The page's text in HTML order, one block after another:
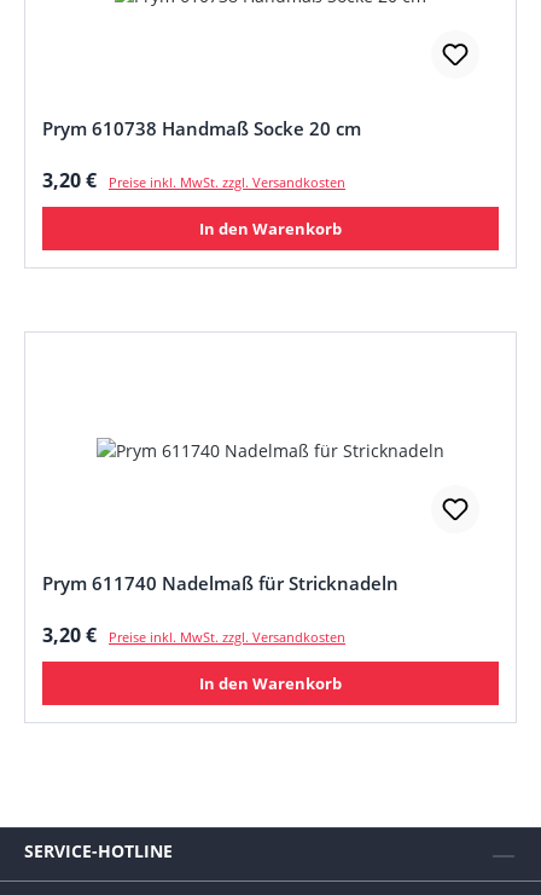
Prym 610738 Handmaß Socke 20 cm
Regulärer Preis:
3,20 € Preise inkl. MwSt. zzgl. Versandkosten
In den Warenkorb
Prym 611740 Nadelmaß für Stricknadeln
Regulärer Preis:
3,20 € Preise inkl. MwSt. zzgl. Versandkosten
In den Warenkorb
SERVICE-HOTLINE